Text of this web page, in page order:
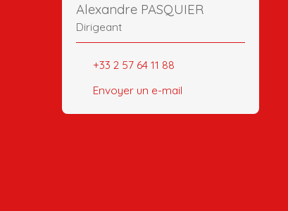
Alexandre PASQUIER
Dirigeant
+33 2 57 64 11 88
Envoyer un e-mail